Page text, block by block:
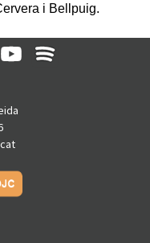
i Bellpuig.